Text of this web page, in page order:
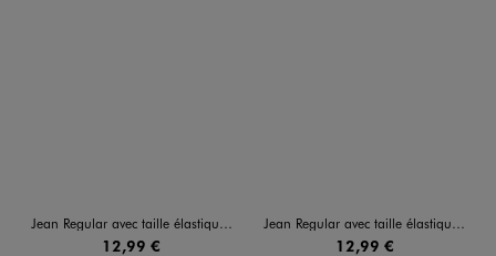
Jean Regular avec taille élastique en bord-côte garçon
12,99 €
Jean Regular avec taille élastique en bord-côte garçon
12,99 €